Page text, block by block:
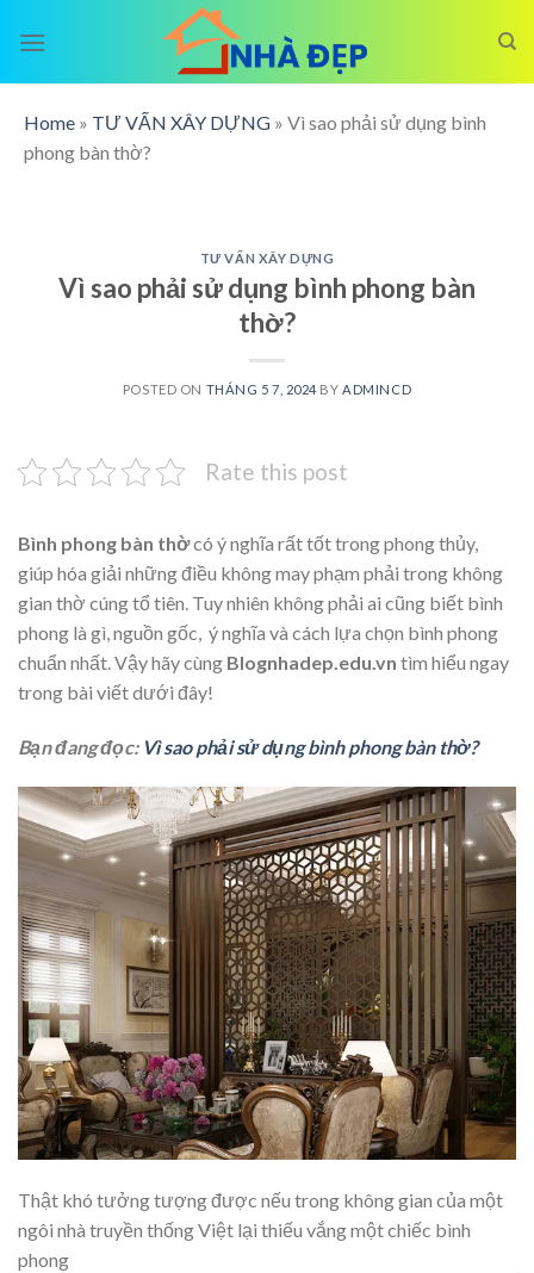
Home » TƯ VẤN XÂY DỰNG » Vì sao phải sử dụng bình
phong bàn thờ?
TƯ VẤN XÂY DỰNG
Vì sao phải sử dụng bình phong bàn
thờ?
POSTED ON THÁNG 5 7, 2024 BYADMINCD
Rate this post
Bình phong bàn thờcó ý nghĩa rất tốt trong phong thủy,
giúp hóa giải những điều không may phạm phải trong không
gian thờ cúng tổ tiên. Tuy nhiên không phải ai cũng biết bình
phong là gì, nguồn gốc, ý nghĩa và cách lựa chọn bình phong
chuẩn nhất. Vậy hãy cùng Blognhadep.edu.vn tìm hiểu ngay
trong bài viết dưới đây!
Bạn đang đọc: Vì sao phải sử dụng bình phong bàn thờ?
Thật khó tưởng tượng được nếu trong không gian của một
ngôi nhà truyền thống Việt lại thiếu vắng một chiếc bình
phong